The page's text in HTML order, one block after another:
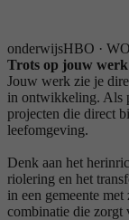
onderwijsHBO · WO
Trots op jouw werk
Jouw werk zie je
in ontwikkeling. Als
projecten die direct
leefomgeving.
Denk aan het
riolering en het
in een gemeente
combinatie die zorgt